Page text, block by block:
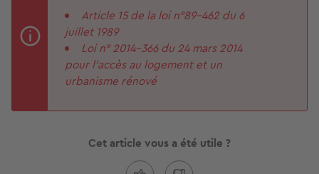
Article 15 de la loi n°89-462 du 6
juillet 1989
Loi n° 2014-366 du 24 mars 2014
pour l'accès au logement et un
urbanisme rénové
Cet article vous a été utile ?